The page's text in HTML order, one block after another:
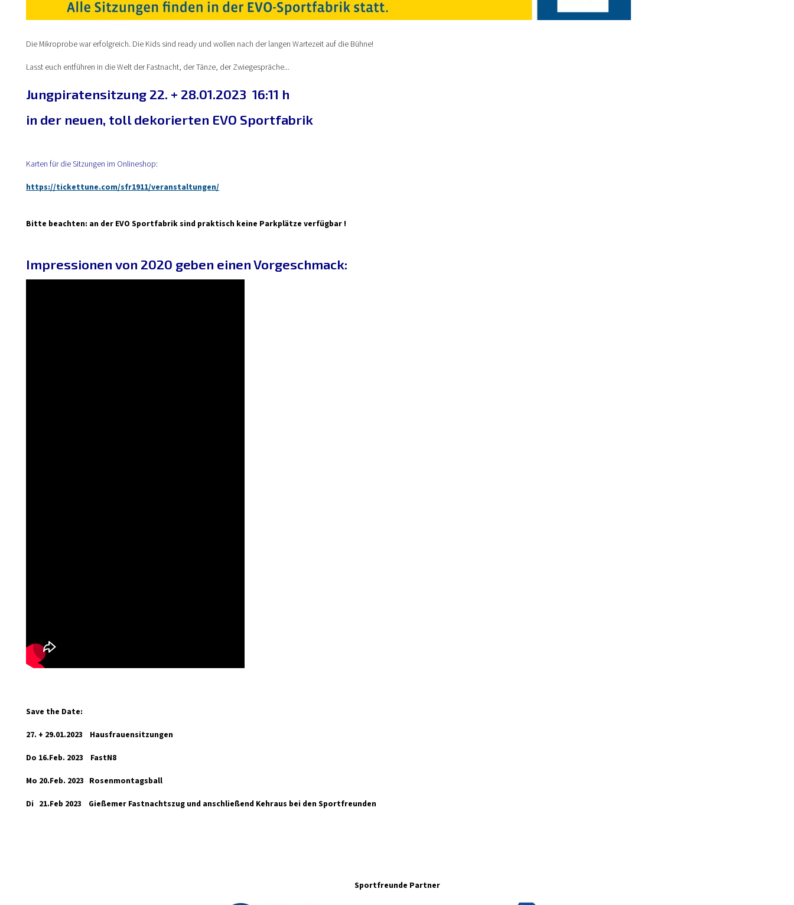
Die Mikroprobe war erfolgreich. Die Kids sind ready und wollen nach der langen Wartezeit auf die Bühne!
Lasst euch entführen in die Welt der Fastnacht, der Tänze, der Zwiegespräche...
Jungpiratensitzung 22. + 28.01.2023 16:11 h
in der neuen, toll dekorierten EVO Sportfabrik
Karten für die Sitzungen im Onlineshop:
https://tickettune.com/sfr1911/veranstaltungen/
Bitte beachten: an der EVO Sportfabrik sind praktisch keine Parkplätze verfügbar !
Impressionen von 2020 geben einen Vorgeschmack:
Save the Date:
27. + 29.01.2023 Hausfrauensitzungen
Do 16.Feb. 2023 FastN8
Mo 20.Feb. 2023 Rosenmontagsball
Di 21.Feb 2023 Gießemer Fastnachtszug und anschließend Kehraus bei den Sportfreunden
Sportfreunde Partner